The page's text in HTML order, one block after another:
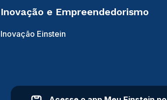
Inovação e Empreendedorismo
Inovação Einstein